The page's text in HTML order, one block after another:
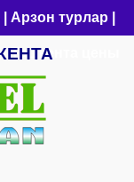
Арзон турлар |
Ташкента цены